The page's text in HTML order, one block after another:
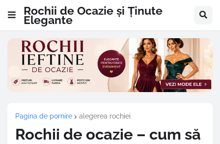
Rochii de Ocazie și Ținute
Elegante
Pagina de pornire alegerea rochiei
Rochii de ocazie – cum să